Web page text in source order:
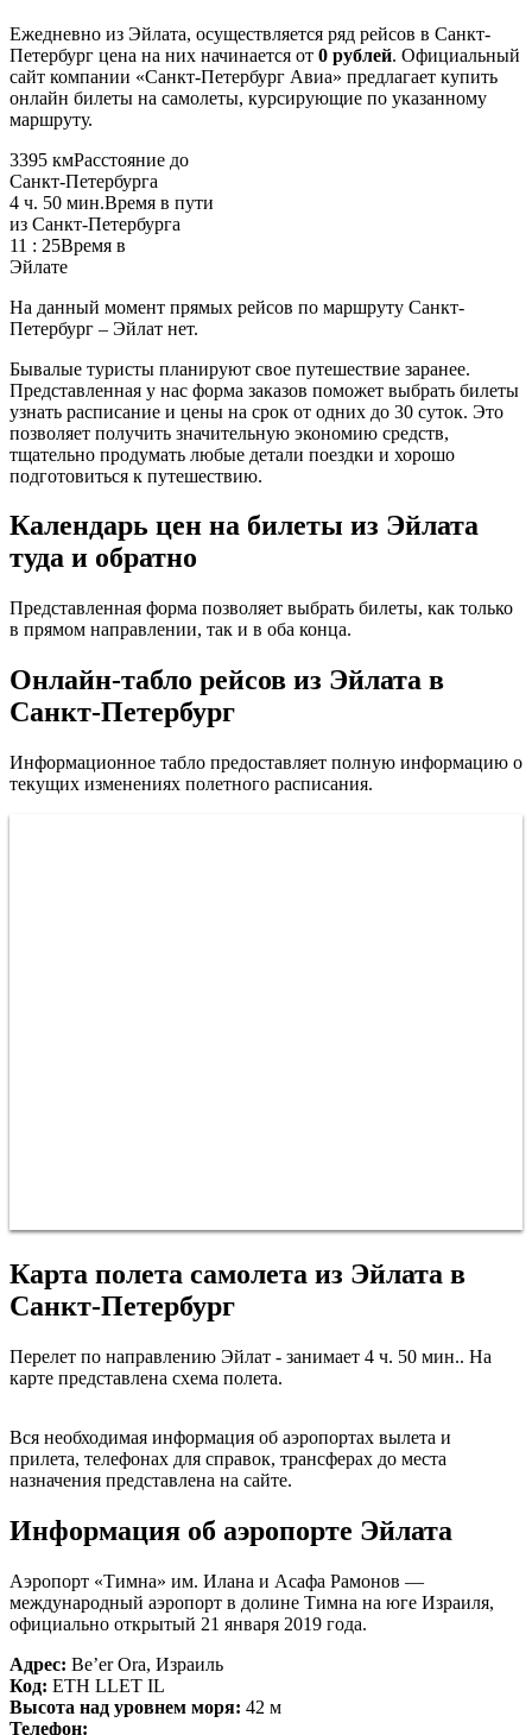
Ежедневно из Эйлата, осуществляется ряд рейсов в Санкт-
Петербург цена на них начинается от 0 рублей. Официальный
сайт компании «Санкт-Петербург Авиа» предлагает купить
онлайн билеты на самолеты, курсирующие по указанному
маршруту.
3395 кмРасстояние до
Санкт-Петербурга
4 ч. 50 мин.Время в пути
из Санкт-Петербурга
11 : 25Время в
Эйлате
На данный момент прямых рейсов по маршруту Санкт-
Петербург – Эйлат нет.
Бывалые туристы планируют свое путешествие заранее.
Представленная у нас форма заказов поможет выбрать билеты
узнать расписание и цены на срок от одних до 30 суток. Это
позволяет получить значительную экономию средств,
тщательно продумать любые детали поездки и хорошо
подготовиться к путешествию.
Календарь цен на билеты из Эйлата
туда и обратно
Представленная форма позволяет выбрать билеты, как только
в прямом направлении, так и в оба конца.
Онлайн-табло рейсов из Эйлата в
Санкт-Петербург
Информационное табло предоставляет полную информацию о
текущих изменениях полетного расписания.
Карта полета самолета из Эйлата в
Санкт-Петербург
Перелет по направлению Эйлат - занимает 4 ч. 50 мин.. На
карте представлена схема полета.
Санкт-Петербург
Вся необходимая информация об аэропортах вылета и
прилета, телефонах для справок, трансферах до места
назначения представлена на сайте.
Информация об аэропорте Эйлата
Аэропорт «Тимна» им. Илана и Асафа Рамонов —
международный аэропорт в долине Тимна на юге Израиля,
официально открытый 21 января 2019 года.
Адрес: Be’er Ora, Израиль
Код: ETH LLET IL
Высота над уровнем моря: 42 м
Телефон: